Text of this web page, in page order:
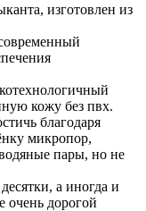
изготовлен из
кожу без пвх.
благодаря
микропор,
пары, но не
а иногда и
очень дорогой